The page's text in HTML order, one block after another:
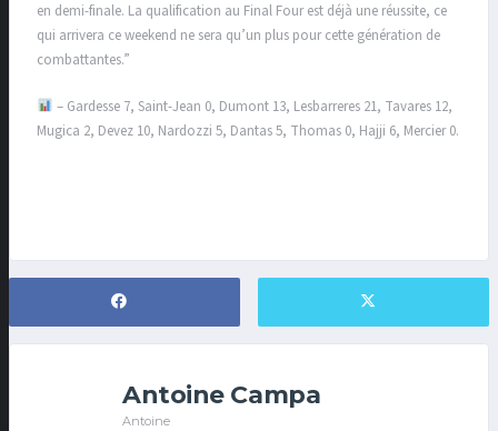
en demi-finale. La qualification au Final Four est déjà une réussite, ce
qui arrivera ce weekend ne sera qu’un plus pour cette génération de
combattantes.”
– Gardesse 7, Saint-Jean 0, Dumont 13, Lesbarreres 21, Tavares 12,
Mugica 2, Devez 10, Nardozzi 5, Dantas 5, Thomas 0, Hajji 6, Mercier 0.
Antoine Campa
Antoine